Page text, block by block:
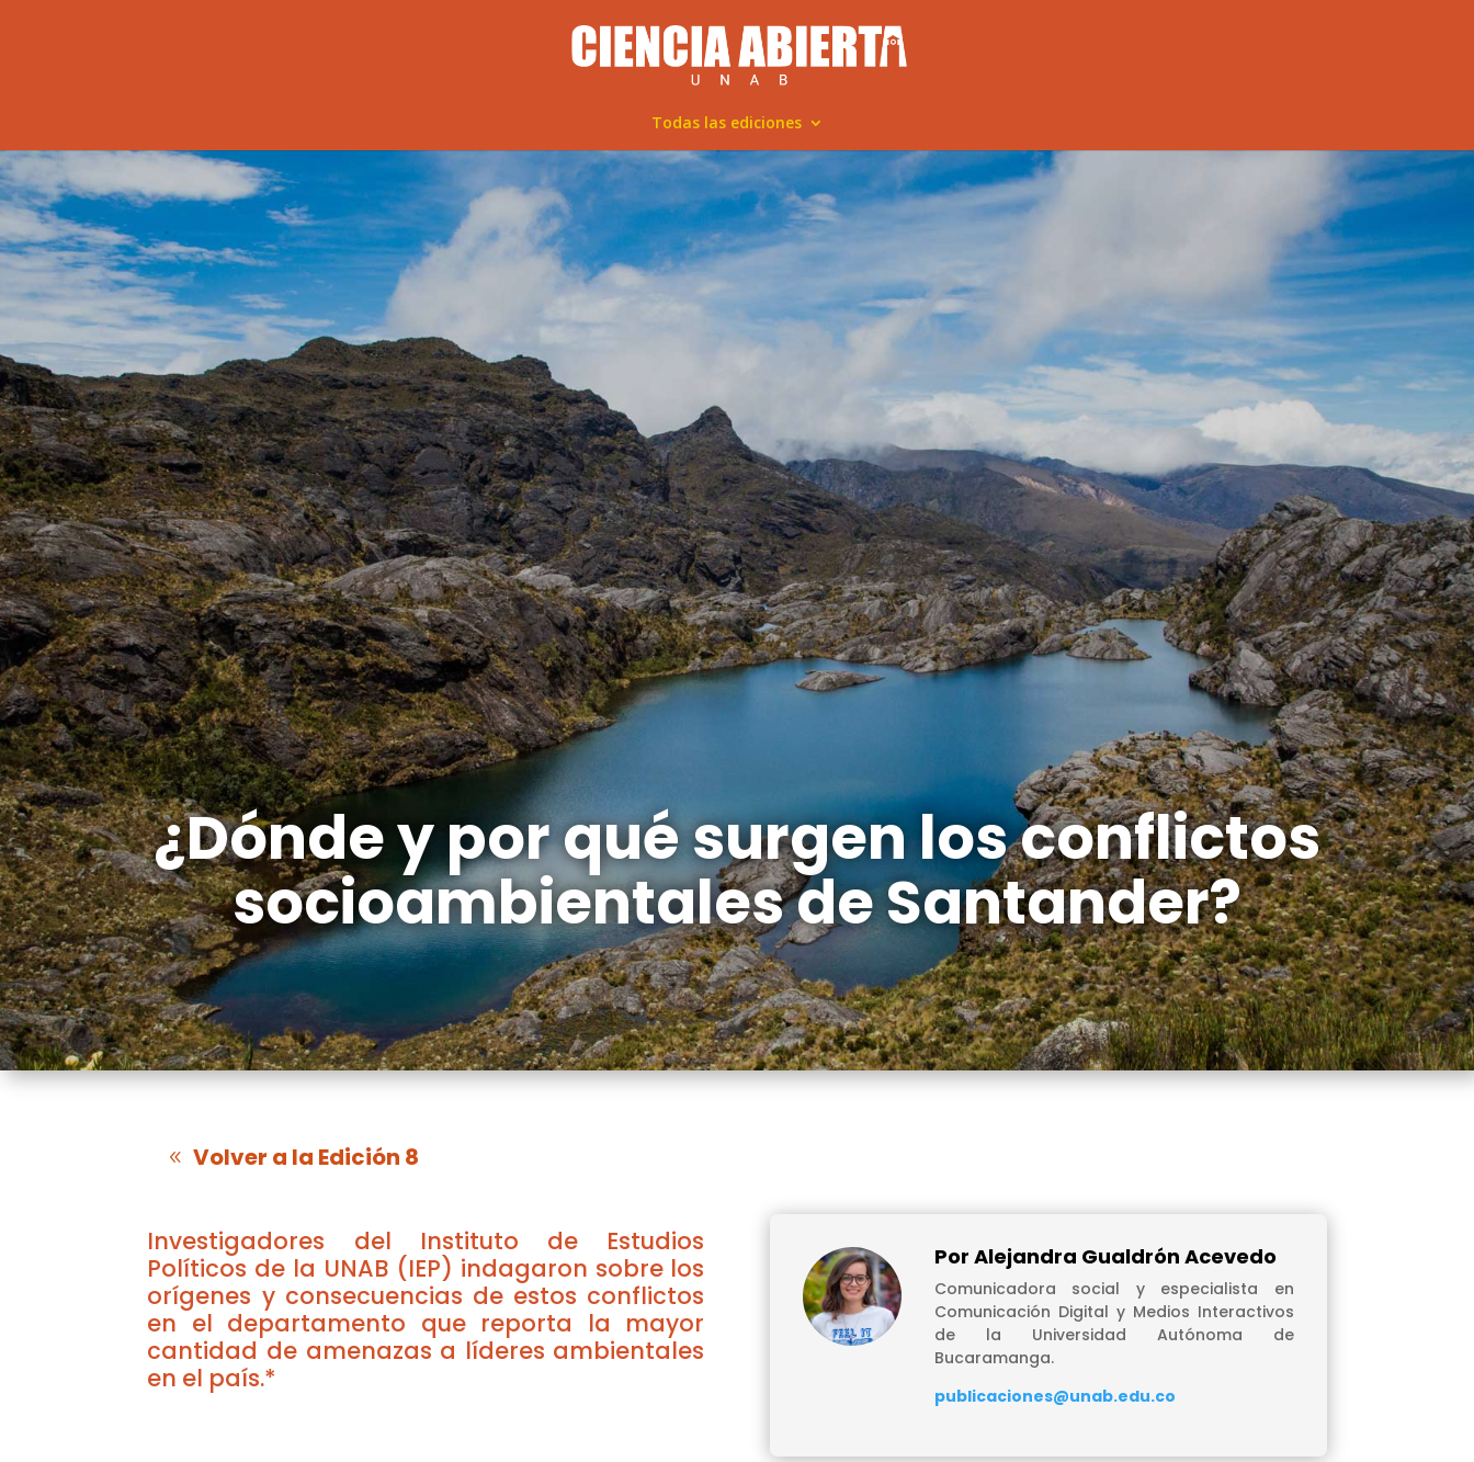
Todas las ediciones
¿Dónde y por qué surgen los conflictos
socioambientales de Santander?
Volver a la Edición 8
Investigadores del Instituto de Estudios
Políticos de la UNAB (IEP) indagaron sobre los
orígenes y consecuencias de estos conflictos
en el departamento que reporta la mayor
cantidad de amenazas a líderes ambientales
en el país.*
Por Alejandra Gualdrón Acevedo
Comunicadora social y especialista en
Comunicación Digital y Medios Interactivos
de la Universidad Autónoma de
Bucaramanga.
publicaciones@unab.edu.co